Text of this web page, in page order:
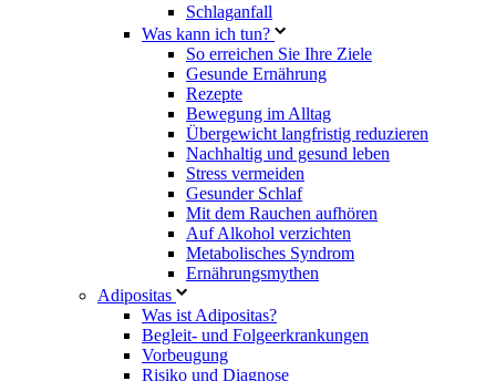
Schlaganfall
Was kann ich tun?
So erreichen Sie Ihre Ziele
Gesunde Ernährung
Rezepte
Bewegung im Alltag
Übergewicht langfristig reduzieren
Nachhaltig und gesund leben
Stress vermeiden
Gesunder Schlaf
Mit dem Rauchen aufhören
Auf Alkohol verzichten
Metabolisches Syndrom
Ernährungsmythen
Adipositas
Was ist Adipositas?
Begleit- und Folgeerkrankungen
Vorbeugung
Risiko und Diagnose